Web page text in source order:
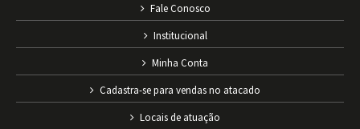
Fale Conosco
Institucional
Minha Conta
Cadastra-se para vendas no atacado
Locais de atuação